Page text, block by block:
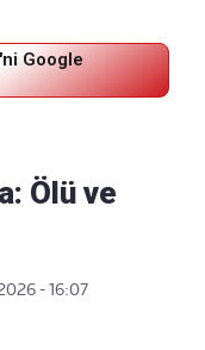
Google
Ölü ve
- 16:07